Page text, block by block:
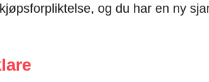
og du har en ny